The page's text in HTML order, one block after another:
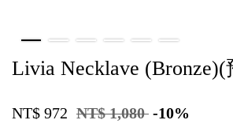
Livia Necklave (Bronze)(
NT$ 972 NT$ 1,080 -10%